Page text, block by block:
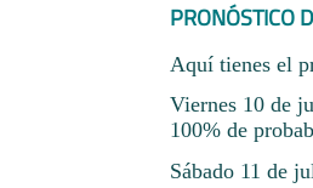
PRONÓSTICO
Aquí tienes el
Viernes 10 de
100% de
Sábado 11 de